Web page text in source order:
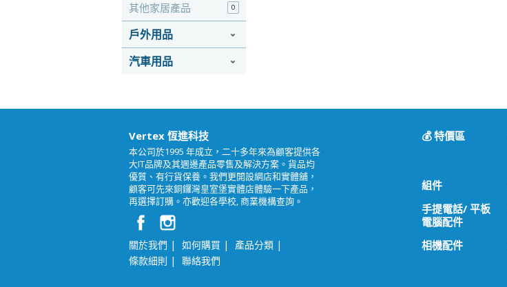
其他家居產品 0
戶外用品
汽車用品
Vertex 恆進科技
本公司於1995 年成立，二十多年來為顧客提供各
大IT品牌及其週邊產品零售及解決方案。貨品均
優質、有行貨保養。我們更開設網店和實體舖，
顧客可先來銅鑼灣皇室堡實體店體驗一下產品，
再選擇訂購。亦歡迎各學校, 商業機構查詢。
關於我們 | 如何購買 | 產品分類 |
條款細則 | 聯絡我們
💰 特價區
組件
手提電話/ 平板
電腦配件
相機配件